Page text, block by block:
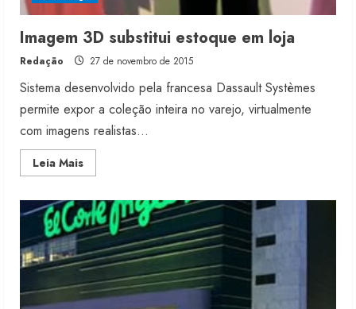
Imagem 3D substitui estoque em loja
Redação 27 de novembro de 2015
Sistema desenvolvido pela francesa Dassault Systèmes
permite expor a coleção inteira no varejo, virtualmente
com imagens realistas...
Leia MaisRead
more
3D
substitui
estoque
em
loja